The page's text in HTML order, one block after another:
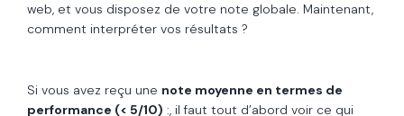
web, et vous disposez de votre note globale. Maintenant,
comment interpréter vos résultats ?
Si vous avez reçu une note moyenne en termes de
performance (< 5/10) :, il faut tout d’abord voir ce qui